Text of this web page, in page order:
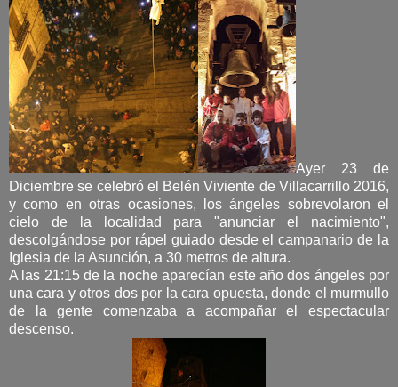
Ayer 23 de
Diciembre se celebró el Belén Viviente de Villacarrillo 2016,
y como en otras ocasiones, los ángeles sobrevolaron el
cielo de la localidad para "anunciar el nacimiento",
descolgándose por rápel guiado desde el campanario de la
Iglesia de la Asunción, a 30 metros de altura.
A las 21:15 de la noche aparecían este año dos ángeles por
una cara y otros dos por la cara opuesta, donde el murmullo
de la gente comenzaba a acompañar el espectacular
descenso.